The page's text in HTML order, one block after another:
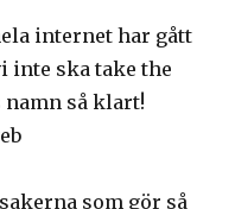
internet har gått
inte ska take the
namn så klart!
som gör så